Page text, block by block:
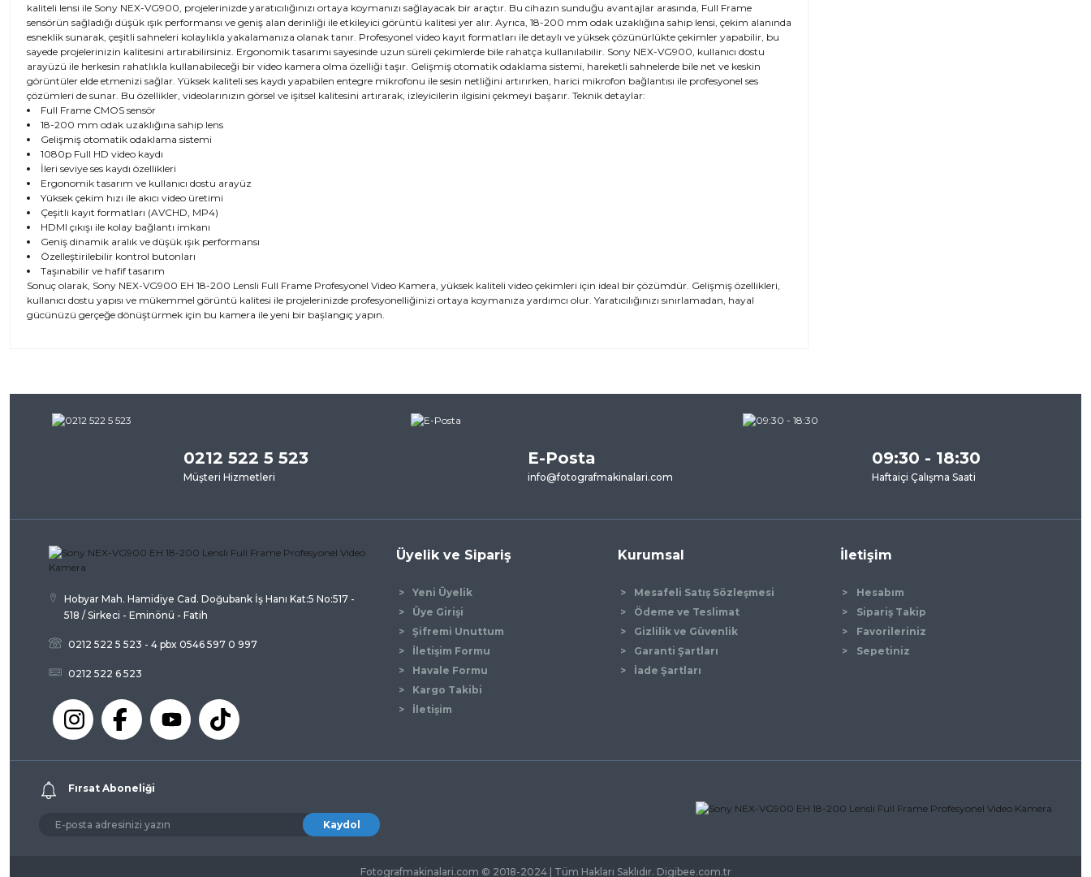
kaliteli lensi ile Sony NEX-VG900, projelerinizde yaratıcılığınızı ortaya koymanızı sağlayacak bir araçtır. Bu cihazın sunduğu avantajlar arasında, Full Frame
sensörün sağladığı düşük ışık performansı ve geniş alan derinliği ile etkileyici görüntü kalitesi yer alır. Ayrıca, 18-200 mm odak uzaklığına sahip lensi, çekim alanında
esneklik sunarak, çeşitli sahneleri kolaylıkla yakalamanıza olanak tanır. Profesyonel video kayıt formatları ile detaylı ve yüksek çözünürlükte çekimler yapabilir, bu
sayede projelerinizin kalitesini artırabilirsiniz. Ergonomik tasarımı sayesinde uzun süreli çekimlerde bile rahatça kullanılabilir. Sony NEX-VG900, kullanıcı dostu
arayüzü ile herkesin rahatlıkla kullanabileceği bir video kamera olma özelliği taşır. Gelişmiş otomatik odaklama sistemi, hareketli sahnelerde bile net ve keskin
görüntüler elde etmenizi sağlar. Yüksek kaliteli ses kaydı yapabilen entegre mikrofonu ile sesin netliğini artırırken, harici mikrofon bağlantısı ile profesyonel ses
çözümleri de sunar. Bu özellikler, videolarınızın görsel ve işitsel kalitesini artırarak, izleyicilerin ilgisini çekmeyi başarır. Teknik detaylar:
Full Frame CMOS sensör
18-200 mm odak uzaklığına sahip lens
Gelişmiş otomatik odaklama sistemi
1080p Full HD video kaydı
İleri seviye ses kaydı özellikleri
Ergonomik tasarım ve kullanıcı dostu arayüz
Yüksek çekim hızı ile akıcı video üretimi
Çeşitli kayıt formatları (AVCHD, MP4)
HDMI çıkışı ile kolay bağlantı imkanı
Geniş dinamik aralık ve düşük ışık performansı
Özelleştirilebilir kontrol butonları
Taşınabilir ve hafif tasarım
Sonuç olarak, Sony NEX-VG900 EH 18-200 Lensli Full Frame Profesyonel Video Kamera, yüksek kaliteli video çekimleri için ideal bir çözümdür. Gelişmiş özellikleri,
kullanıcı dostu yapısı ve mükemmel görüntü kalitesi ile projelerinizde profesyonelliğinizi ortaya koymanıza yardımcı olur. Yaratıcılığınızı sınırlamadan, hayal
gücünüzü gerçeğe dönüştürmek için bu kamera ile yeni bir başlangıç yapın.
Görüş ve önerileriniz için teşekkür ederiz.
Ürün resmi kalitesiz, bozuk veya görüntülenemiyor.
Ürün açıklamasında eksik bilgiler bulunuyor.
Ürün fiyatı diğer sitelerden daha pahalı.
Bu ürüne benzer farklı alternatifler olmalı.
Gönder
0212 522 5 523
Müşteri Hizmetleri
E-Posta
info@fotografmakinalari.com
09:30 - 18:30
Haftaiçi Çalışma Saati
Hobyar Mah. Hamidiye Cad. Doğubank İş Hanı Kat:5 No:517 -
518 / Sirkeci - Eminönü - Fatih
0212 522 5 523 - 4 pbx 0546 597 0 997
0212 522 6 523
Üyelik ve Sipariş
Yeni Üyelik
Üye Girişi
Şifremi Unuttum
İletişim Formu
Havale Formu
Kargo Takibi
İletişim
Kurumsal
Mesafeli Satış Sözleşmesi
Ödeme ve Teslimat
Gizlilik ve Güvenlik
Garanti Şartları
İade Şartları
İletişim
Hesabım
Sipariş Takip
Favorileriniz
Sepetiniz
Fırsat Aboneliği
Kaydol
Fotografmakinalari.com © 2018-2024 | Tüm Hakları Saklıdır. Digibee.com.tr